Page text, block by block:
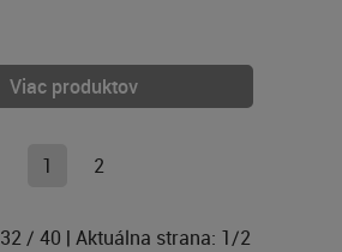
Viac produktov
1 2
32/ 40 | Aktuálna strana: 1/2